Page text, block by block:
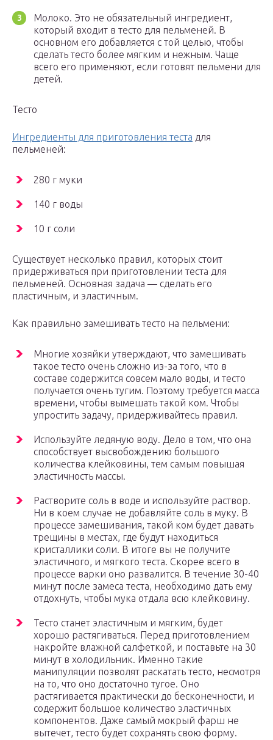
Молоко. Это не обязательный ингредиент,
который входит в тесто для пельменей. В
основном его добавляется с той целью, чтобы
сделать тесто более мягким и нежным. Чаще
всего его применяют, если готовят пельмени для
детей.
Тесто
Ингредиенты для приготовления теста для
пельменей:
280 г муки
140 г воды
10 г соли
Существует несколько правил, которых стоит
придерживаться при приготовлении теста для
пельменей. Основная задача — сделать его
пластичным, и эластичным.
Как правильно замешивать тесто на пельмени:
Многие хозяйки утверждают, что замешивать
такое тесто очень сложно из-за того, что в
составе содержится совсем мало воды, и тесто
получается очень тугим. Поэтому требуется масса
времени, чтобы вымешать такой ком. Чтобы
упростить задачу, придерживайтесь правил.
Используйте ледяную воду. Дело в том, что она
способствует высвобождению большого
количества клейковины, тем самым повышая
эластичность массы.
Растворите соль в воде и используйте раствор.
Ни в коем случае не добавляйте соль в муку. В
процессе замешивания, такой ком будет давать
трещины в местах, где будут находиться
кристаллики соли. В итоге вы не получите
эластичного, и мягкого теста. Скорее всего в
процессе варки оно развалится. В течение 30-40
минут после замеса теста, необходимо дать ему
отдохнуть, чтобы мука отдала всю клейковину.
Тесто станет эластичным и мягким, будет
хорошо растягиваться. Перед приготовлением
накройте влажной салфеткой, и поставьте на 30
минут в холодильник. Именно такие
манипуляции позволят раскатать тесто, несмотря
на то, что оно достаточно тугое. Оно
растягивается практически до бесконечности, и
содержит большое количество эластичных
компонентов. Даже самый мокрый фарш не
вытечет, тесто будет сохранять свою форму.